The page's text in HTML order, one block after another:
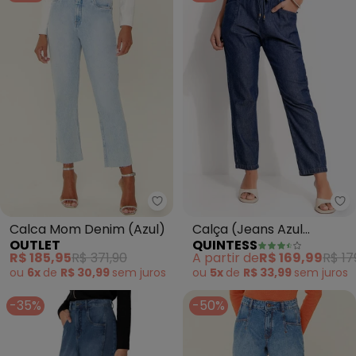
Outlet - Calca Mom Denim
Calca Mom Denim (Azul)
OUTLET
R$ 185,95R$ 371,90
ou 6x de R$ 30,99 sem juros
Calça (Jeans Azul
Escuro) em Jeans
QUINTESS
A partir deR$ 169,99R$
ou 5x de R$ 33,99 sem juros
-35% -50%